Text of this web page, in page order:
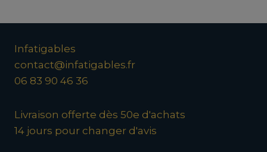
Infatigables
contact@infatigables.fr
06 83 90 46 36
Livraison offerte dès 50e d'achats
14 jours pour changer d'avis